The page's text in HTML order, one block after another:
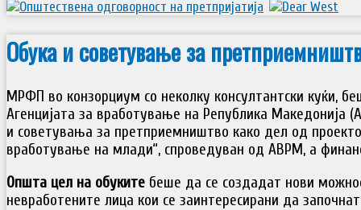
Обука и советување за
МРФП во конзорциум со неколку консултантски куќи,
Агенцијата за вработување на Република Македонија
и советувања за претприемништво како дел од
вработување на млади“, спроведуван од АВРМ, а
Општа цел на обуките беше да се создадат нови
невработените лица кои се заинтересирани да